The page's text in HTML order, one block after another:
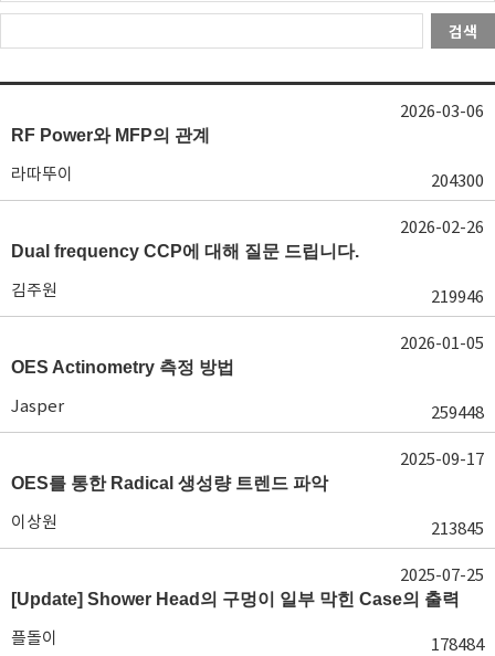
검색
RF Power와 MFP의 관계
라따뚜이 204300
2026-03-06
Dual frequency CCP에 대해 질문 드립니다.
김주원 219946
2026-02-26
OES Actinometry 측정 방법
Jasper 259448
2026-01-05
OES를 통한 Radical 생성량 트렌드 파악
이상원 213845
2025-09-17
[Update] Shower Head의 구멍이 일부 막힌 Case의 출력
플돌이 178484
2025-07-25